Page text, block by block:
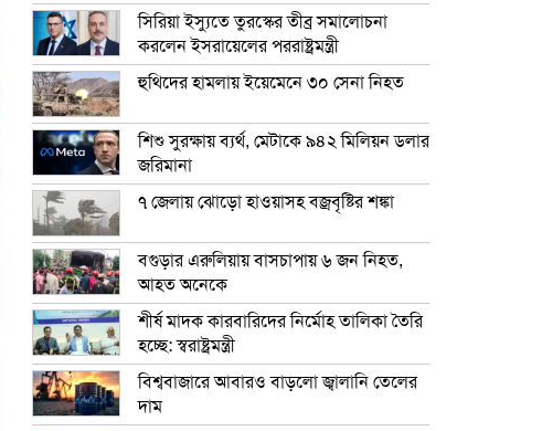
সিরিয়া ইস্যুতে তুরস্কের তীব্র সমালোচনা
করলেন ইসরায়েলের পররাষ্ট্রমন্ত্রী
হুথিদের হামলায় ইয়েমেনে ৩০ সেনা নিহত
শিশু সুরক্ষায় ব্যর্থ, মেটাকে ৯৪২ মিলিয়ন ডলার
জরিমানা
৭ জেলায় ঝোড়ো হাওয়াসহ বজ্রবৃষ্টির শঙ্কা
বগুড়ার এরুলিয়ায় বাসচাপায় ৬ জন নিহত,
আহত অনেকে
শীর্ষ মাদক কারবারিদের নির্মোহ তালিকা তৈরি
হচ্ছে: স্বরাষ্ট্রমন্ত্রী
বিশ্ববাজারে আবারও বাড়লো জ্বালানি তেলের
দাম